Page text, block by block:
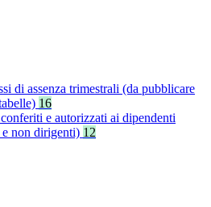
di assenza trimestrali (da pubblicare
16
e autorizzati ai dipendenti
non dirigenti) 12